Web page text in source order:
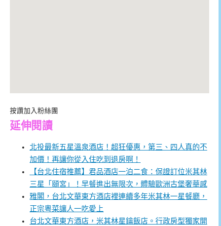
按讚加入粉絲團
延伸閱讀
北投最新五星溫泉酒店！超狂優惠，第三、四人真的不
加價！再讓你從入住吃到退房啊！
【台北住宿推薦】君品酒店一泊二食：保證訂位米其林
三星「頤宮」！早餐進出無限次，體驗歐洲古堡奢華感
雅閣，台北文華東方酒店裡連續多年米其林一星餐廳，
正宗粵菜讓人一吃愛上
台北文華東方酒店，米其林星鑰飯店。行政房型獨家開